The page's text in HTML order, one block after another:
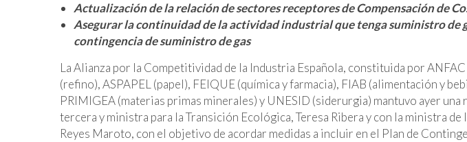
Actualización de la relación de sectores receptores de Compensación de
Asegurar la continuidad de la actividad industrial que tenga suministro de
contingencia de suministro de gas
La Alianza por la Competitividad de la Industria Española, constituida por
(refino), ASPAPEL (papel), FEIQUE (química y farmacia), FIAB (alimentación y
PRIMIGEA (materias primas minerales) y UNESID (siderurgia) mantuvo ayer
tercera y ministra para la Transición Ecológica, Teresa Ribera y con la ministra
Reyes Maroto, con el objetivo de acordar medidas a incluir en el Plan de